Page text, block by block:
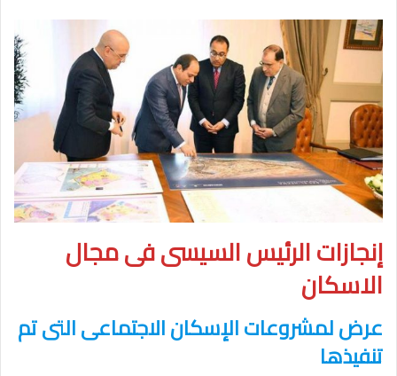
إنجازات الرئيس السيسى فى مجال
الاسكان
عرض لمشروعات الإسكان الاجتماعى التى تم
تنفيذها